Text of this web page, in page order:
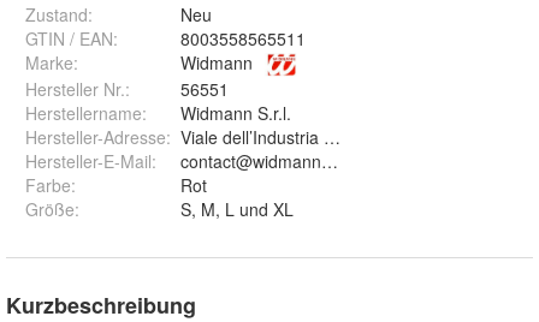
Zustand:
Neu
GTIN / EAN:
8003558565511
Marke:
Widmann
Hersteller Nr.:
56551
Herstellername:
Widmann S.r.l.
Hersteller-Adresse: Viale dell’Industria 3/C, 20038 Busto Garoflo,
Hersteller-E-Mail:
contact@widmannsrl.com
Farbe:
Rot
Größe: S, M, L und XL
Kurzbeschreibung